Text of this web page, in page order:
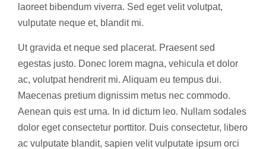
laoreet bibendum viverra. Sed eget velit volutpat,
vulputate neque et, blandit mi.
Ut gravida et neque sed placerat. Praesent sed
egestas justo. Donec lorem magna, vehicula et dolor
ac, volutpat hendrerit mi. Aliquam eu tempus dui.
Maecenas pretium dignissim metus nec commodo.
Aenean quis est urna. In id dictum leo. Nullam sodales
dolor eget consectetur porttitor. Duis consectetur, libero
ac vulputate blandit, sapien velit vulputate ipsum orci